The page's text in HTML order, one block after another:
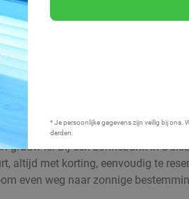
* Je persoonlijke gegevens zijn veilig bij ons.
derden.
grauw is. Bij een zonnebank in
altijd met korting, eenvoudig te
even weg naar zonnige